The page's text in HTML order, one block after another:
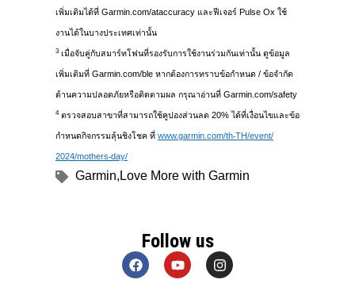
เพิ่มเติมได้ที่ Garmin.com/ataccuracy และฟีเจอร์ Pulse Ox ใช้
งานได้ในบางประเทศเท่านั้น
3 เมื่อจับคู่กับสมาร์ทโฟนที่รองรับการใช้งานร่วมกันเท่านั้น ดูข้อมูล
เพิ่มเติมที่ Garmin.com/ble หากต้องการทราบข้อกำหนด / ข้อจำกัด
ด้านความปลอดภัยหรือติดตามผล กรุณาอ่านที่ Garmin.com/safety
4ตรวจสอบสาขาที่สามารถใช้คูปองส่วนลด 20% ได้ที่เงื่อนไขและข้อ
กำหนดกิจกรรมลุ้นชิงโชค ที่ www.garmin.com/th-TH/event/
2024/mothers-day/
Garmin,Love More with Garmin
Follow us
F
a
Y
o
I
n